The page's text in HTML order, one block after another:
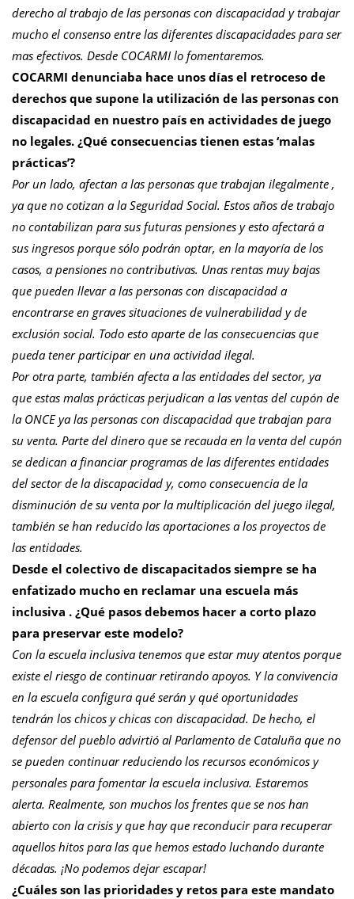
derecho al trabajo de las personas con discapacidad y trabajar
mucho el consenso entre las diferentes discapacidades para ser
mas efectivos. Desde COCARMI lo fomentaremos.
COCARMI denunciaba hace unos días el retroceso de
derechos que supone la utilización de las personas con
discapacidad en nuestro país en actividades de juego
no legales. ¿Qué consecuencias tienen estas ‘malas
prácticas’?
Por un lado, afectan a las personas que trabajan ilegalmente ,
ya que no cotizan a la Seguridad Social. Estos años de trabajo
no contabilizan para sus futuras pensiones y esto afectará a
sus ingresos porque sólo podrán optar, en la mayoría de los
casos, a pensiones no contributivas. Unas rentas muy bajas
que pueden llevar a las personas con discapacidad a
encontrarse en graves situaciones de vulnerabilidad y de
exclusión social. Todo esto aparte de las consecuencias que
pueda tener participar en una actividad ilegal.
Por otra parte, también afecta a las entidades del sector, ya
que estas malas prácticas perjudican a las ventas del cupón de
la ONCE ya las personas con discapacidad que trabajan para
su venta. Parte del dinero que se recauda en la venta del cupón
se dedican a financiar programas de las diferentes entidades
del sector de la discapacidad y, como consecuencia de la
disminución de su venta por la multiplicación del juego ilegal,
también se han reducido las aportaciones a los proyectos de
las entidades.
Desde el colectivo de discapacitados siempre se ha
enfatizado mucho en reclamar una escuela más
inclusiva . ¿Qué pasos debemos hacer a corto plazo
para preservar este modelo?
Con la escuela inclusiva tenemos que estar muy atentos porque
existe el riesgo de continuar retirando apoyos. Y la convivencia
en la escuela configura qué serán y qué oportunidades
tendrán los chicos y chicas con discapacidad. De hecho, el
defensor del pueblo advirtió al Parlamento de Cataluña que no
se pueden continuar reduciendo los recursos económicos y
personales para fomentar la escuela inclusiva. Estaremos
alerta. Realmente, son muchos los frentes que se nos han
abierto con la crisis y que hay que reconducir para recuperar
aquellos hitos para las que hemos estado luchando durante
décadas. ¡No podemos dejar escapar!
¿Cuáles son las prioridades y retos para este mandato